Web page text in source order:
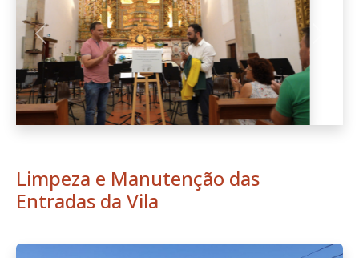
Anterior
Limpeza e Manutenção das
Entradas da Vila